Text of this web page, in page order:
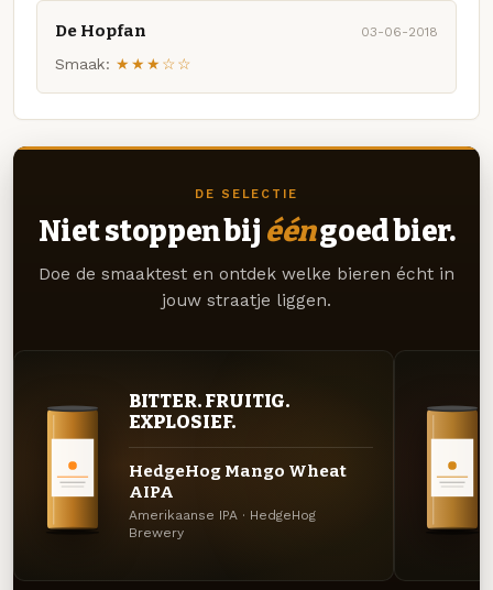
De Hopfan 03-06-2018
Smaak: ★★★☆☆
DE SELECTIE
Niet stoppen bij ééngoed bier.
Doe de smaaktest en ontdek welke bieren écht in
jouw straatje liggen.
BITTER. FRUITIG.
EXPLOSIEF.
HedgeHog Mango Wheat
AIPA
Amerikaanse IPA · HedgeHog
Brewery